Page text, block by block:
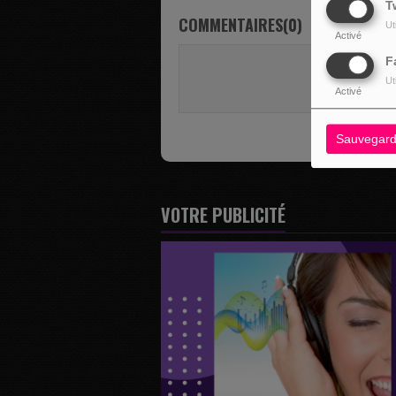
Activé
Activé
COMMENTAIRES(0)
Vous
VOTRE PUBLICITÉ